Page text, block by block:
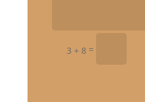
3 + 8=